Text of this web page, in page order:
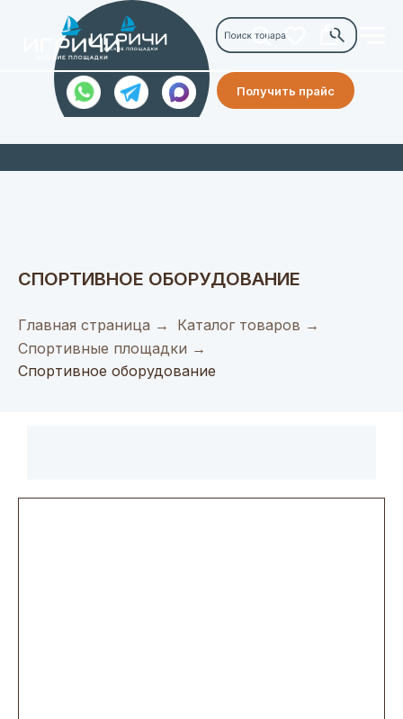
Получить прайс
СПОРТИВНОЕ ОБОРУДОВАНИЕ
Главная страница → Каталог товаров →
Спортивные площадки →
Спортивное оборудование